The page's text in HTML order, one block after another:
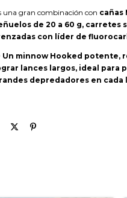
una gran combinación con cañas
de 20 a 60 g, carretes
con líder de
Un minnow Hooked potente,
lances largos, ideal para
depredadores en cada